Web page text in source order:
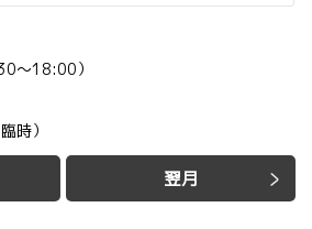
翌月
～18:00）
時）